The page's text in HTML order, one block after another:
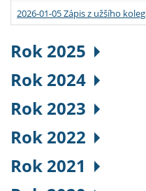
2026-01-05 Zápis z užšího
Rok 2025
Rok 2024
Rok 2023
Rok 2022
Rok 2021